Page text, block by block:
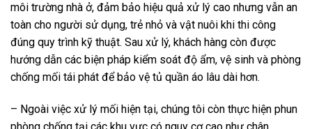
môi trường nhà ở, đảm bảo hiệu quả xử lý cao nhưng vẫn an
toàn cho người sử dụng, trẻ nhỏ và vật nuôi khi thi công
đúng quy trình kỹ thuật. Sau xử lý, khách hàng còn được
hướng dẫn các biện pháp kiểm soát độ ẩm, vệ sinh và phòng
chống mối tái phát để bảo vệ tủ quần áo lâu dài hơn.
– Ngoài việc xử lý mối hiện tại, chúng tôi còn thực hiện phun